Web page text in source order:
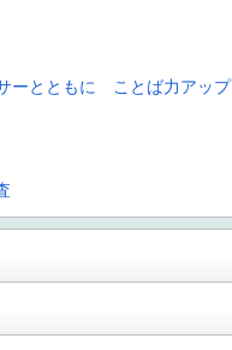
ーとともに ことば力アップ